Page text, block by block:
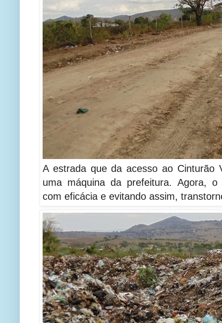
A estrada que da acesso ao Cinturão
uma máquina da prefeitura. Agora, o
com eficácia e evitando assim,